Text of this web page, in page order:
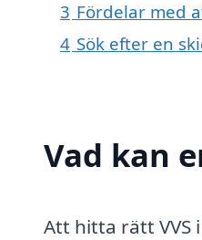
3 Fördelar med
4 Sök efter en
Vad kan
Att hitta rätt